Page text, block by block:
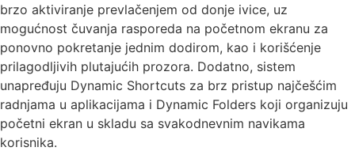
brzo aktiviranje prevlačenjem od donje ivice, uz
mogućnost čuvanja rasporeda na početnom ekranu za
ponovno pokretanje jednim dodirom, kao i korišćenje
prilagodljivih plutajućih prozora. Dodatno, sistem
unapređuju Dynamic Shortcuts za brz pristup najčešćim
radnjama u aplikacijama i Dynamic Folders koji organizuju
početni ekran u skladu sa svakodnevnim navikama
korisnika.